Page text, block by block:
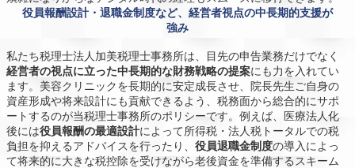
役員報酬設計・退職金制度など、経営者視点の中長期的支援が
強み
私たち税理士法人加美税理士事務所は、目先の申告業務だけでなく
経営者の視点に立った中長期的な財務戦略の提案にも力を入れてい
ます。美容クリニックを長期的に安定成長させ、院長先生ご自身の
資産形成や将来設計にも貢献できるよう、税務面から総合的にサポ
ートするのが当税理士事務所のポリシーです。例えば、医療法人化
後には役員報酬の最適設計によって所得税・法人税トータルでの税
負担を抑えるアドバイスを行ったり、 役員退職金制度の導入によっ
て将来的に大きな税控除を受けながら老後資金を準備するスキーム